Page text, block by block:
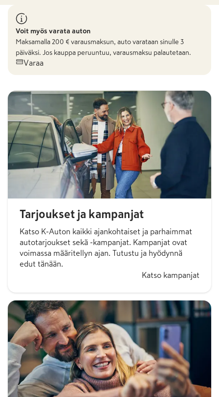
Voit myös varata auton
Maksamalla 200 € varausmaksun, auto varataan sinulle 3
päiväksi. Jos kauppa peruuntuu, varausmaksu palautetaan.
Varaa
Tarjoukset ja kampanjat
Katso K-Auton kaikki ajankohtaiset ja parhaimmat
autotarjoukset sekä -kampanjat. Kampanjat ovat
voimassa määritellyn ajan. Tutustu ja hyödynnä
edut tänään.
Katso kampanjat